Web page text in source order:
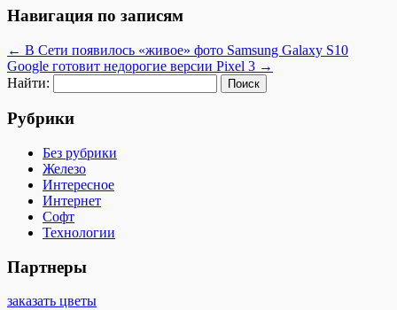
Навигация по записям
← В Сети появилось «живое» фото Samsung Galaxy S10
Google готовит недорогие версии Pixel 3 →
Найти:
Рубрики
Без рубрики
Железо
Интересное
Интернет
Софт
Технологии
Партнеры
заказать цветы